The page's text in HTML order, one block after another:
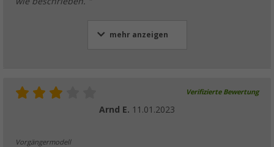
mehr anzeigen
Verifizierte Bewertung
Arnd E. 11.01.2023
Vorgängermodell